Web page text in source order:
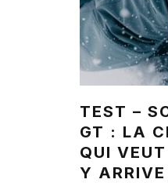
TEST –
GT : LA
QUI
Y ARRIVE